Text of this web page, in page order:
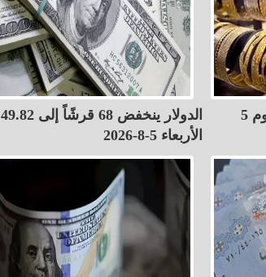
قفزة في أسعار الذهب بمصر اليوم 5
الأربعاء 5-8-2026